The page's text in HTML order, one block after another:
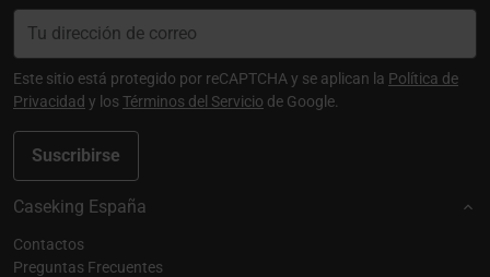
Suscribirse
Este sitio está protegido por reCAPTCHA y se aplican la Política de
Privacidad y losTérminos del Servicio de Google.
Caseking España
Contactos
Preguntas Frecuentes